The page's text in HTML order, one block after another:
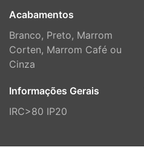
Acabamentos
Branco, Preto, Marrom
Corten, Marrom Café ou
Cinza
Informações Gerais
IRC>80 IP20